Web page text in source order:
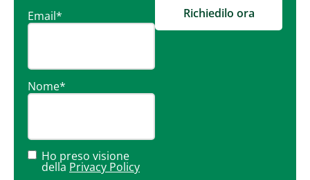
Email*
Nome*
Ho preso visione
della Privacy Policy
Richiedilo ora